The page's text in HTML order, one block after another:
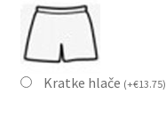
Kratke hlače (+€13.75)